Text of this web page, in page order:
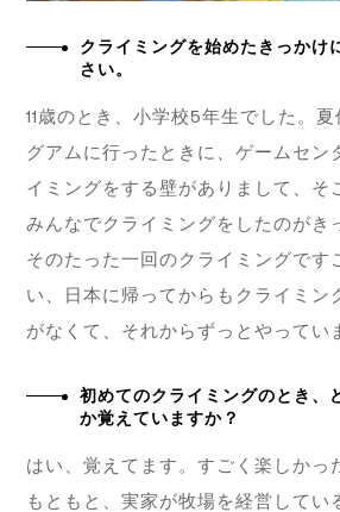
クライミングを始めたきっかけ
さい。
11歳のとき、小学校5年生でした。
グアムに行ったときに、ゲームセン
イミングをする壁がありまして、そ
みんなでクライミングをしたのがき
そのたった一回のクライミングです
い、日本に帰ってからもクライミン
がなくて、それからずっとやってい
初めてのクライミングのとき、
か覚えていますか？
はい、覚えてます。すごく楽しかっ
もともと、実家が牧場を経営してい